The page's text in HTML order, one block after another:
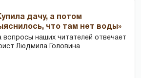
дачу, а потом
что там нет воды»
вопросы наших читателей отвечает
Людмила Головина